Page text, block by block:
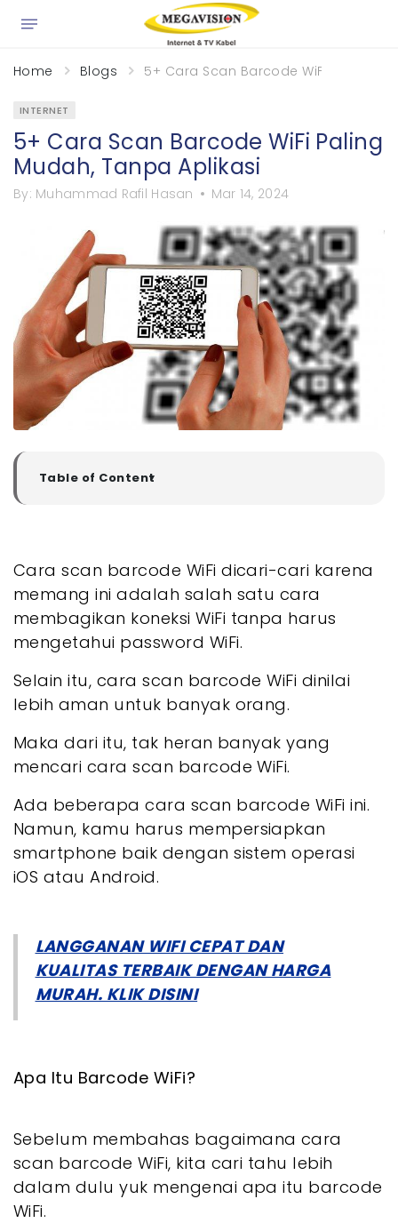
Home Blogs 5+ Cara Scan Barcode WiFi Paling
INTERNET
5+ Cara Scan Barcode WiFi Paling
Mudah, Tanpa Aplikasi
By: Muhammad Rafil Hasan Mar 14, 2024
Table of Content
▼
- 2. Cepat dan Efisien
- 3. Mengurangi Kesalahan
- Cara Scan Barcode WiFi
- 1. Cara Scan Barcode WiFi melalui iPhone
- 3. Cara Scan Barcode WiFi Melalui Google Lens
- 4. Cara Scan WiFi Melalui Situs Website
QR Code
- Akhir Kata
Cara scan barcode WiFi dicari-cari karena
memang ini adalah salah satu cara
membagikan koneksi WiFi tanpa harus
mengetahui password WiFi.
Selain itu, cara scan barcode WiFi dinilai
lebih aman untuk banyak orang.
Maka dari itu, tak heran banyak yang
mencari cara scan barcode WiFi.
Ada beberapa cara scan barcode WiFi ini.
Namun, kamu harus mempersiapkan
smartphone baik dengan sistem operasi
iOS atau Android.
LANGGANAN WIFI CEPAT DAN
KUALITAS TERBAIK DENGAN HARGA
MURAH. KLIK DISINI
Apa Itu Barcode WiFi?
Sebelum membahas bagaimana cara
scan barcode WiFi, kita cari tahu lebih
dalam dulu yuk mengenai apa itu barcode
WiFi.